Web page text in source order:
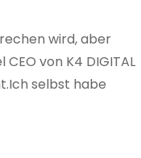
wird, aber
von K4 DIGITAL
selbst habe